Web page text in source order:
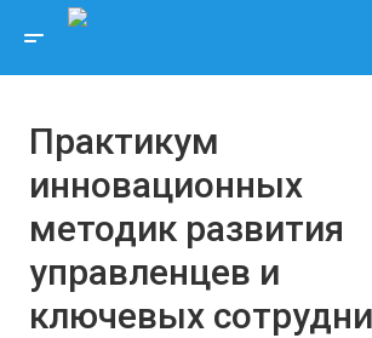
Практикум
инновационных
методик развития
управленцев и
ключевых